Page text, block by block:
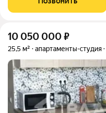
10 050 000 ₽
25,5 м² апартаменты-студия